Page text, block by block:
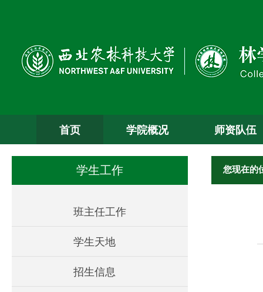
首页 学院概况 师资队伍
学生工作
班主任工作
学生天地
招生信息
您现在的